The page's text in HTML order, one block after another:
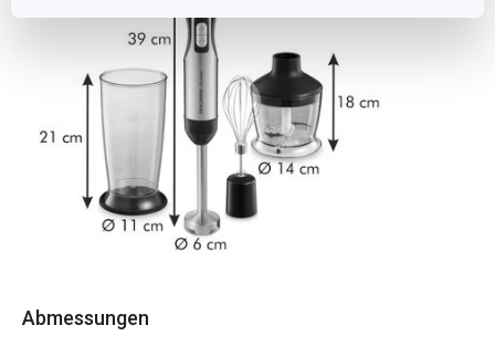
Abmessungen